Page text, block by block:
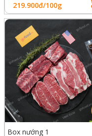
219.900đ/100g
Box nướng 1